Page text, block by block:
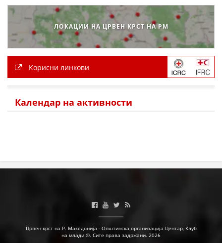
ЛОКАЦИИ НА ЦРВЕН КРСТ НА РМ
Корисни линкови
Календар на активности
Црвен крст на Р. Македонија - Општинска организација Центар, Клуб
на млади ©. Сите права задржани. 2026